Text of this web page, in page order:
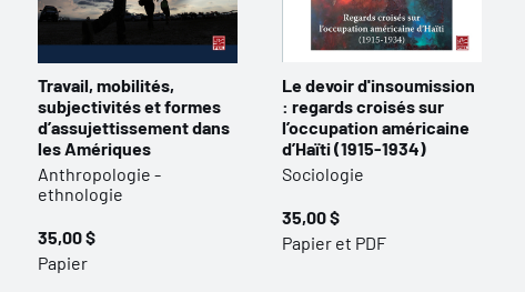
Travail, mobilités,
subjectivités et formes
d’assujettissement dans
les Amériques
Anthropologie -
ethnologie
35,00 $
Papier
Le devoir d'insoumission
: regards croisés sur
l’occupation américaine
d’Haïti (1915-1934)
Sociologie
35,00 $
Papier et PDF